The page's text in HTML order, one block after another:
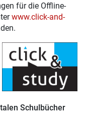
für die Offline-
www.click-and-
Schulbücher